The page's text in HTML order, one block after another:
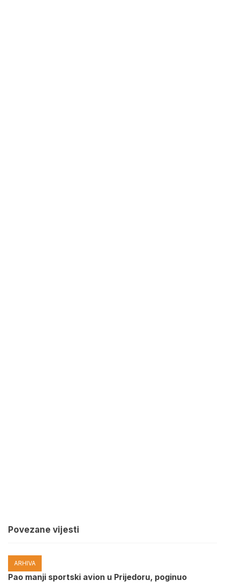
Povezane vijesti
ARHIVA
Pao manji sportski avion u Prijedoru, poginuo